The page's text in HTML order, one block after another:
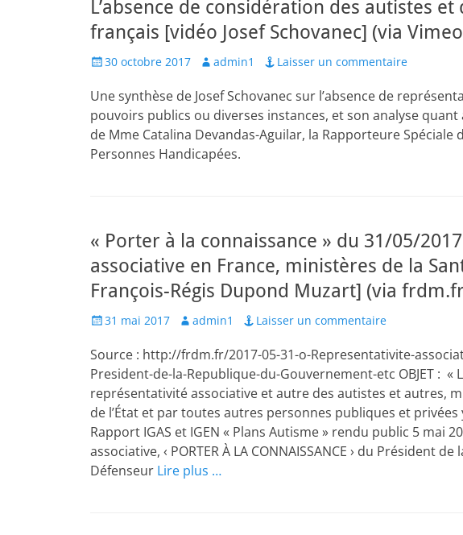
L’absence de considération des autistes et
français [vidéo Josef Schovanec] (via
Posted
30 octobre 2017 Author
admin1 Laisser un commentaire
Une synthèse de Josef Schovanec sur l’absence de
pouvoirs publics ou diverses instances, et son analyse
de Mme Catalina Devandas-Aguilar, la Rapporteure
Personnes Handicapées.
« Porter à la connaissance » du 31/05/
associative en France, ministères de la
François-Régis Dupond Muzart] (via
Posted
31 mai 2017 Author
admin1 Laisser un commentaire
Source : http://frdm.fr/2017-05-31-o-Representativite-
President-de-la-Republique-du-Gouvernement-etc OBJET :
représentativité associative et autre des autistes et autres,
de l’État et par toutes autres personnes publiques et
Rapport IGAS et IGEN « Plans Autisme » rendu public 5 mai
associative, ‹ PORTER À LA CONNAISSANCE › du Président
Défenseur Lire plus …